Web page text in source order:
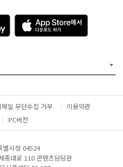
A
p
p
e
서
다
운
드
메일 무단수집 거부
이용약관
PC버전
별시청 04524
종대로 110 콘텐츠담당관